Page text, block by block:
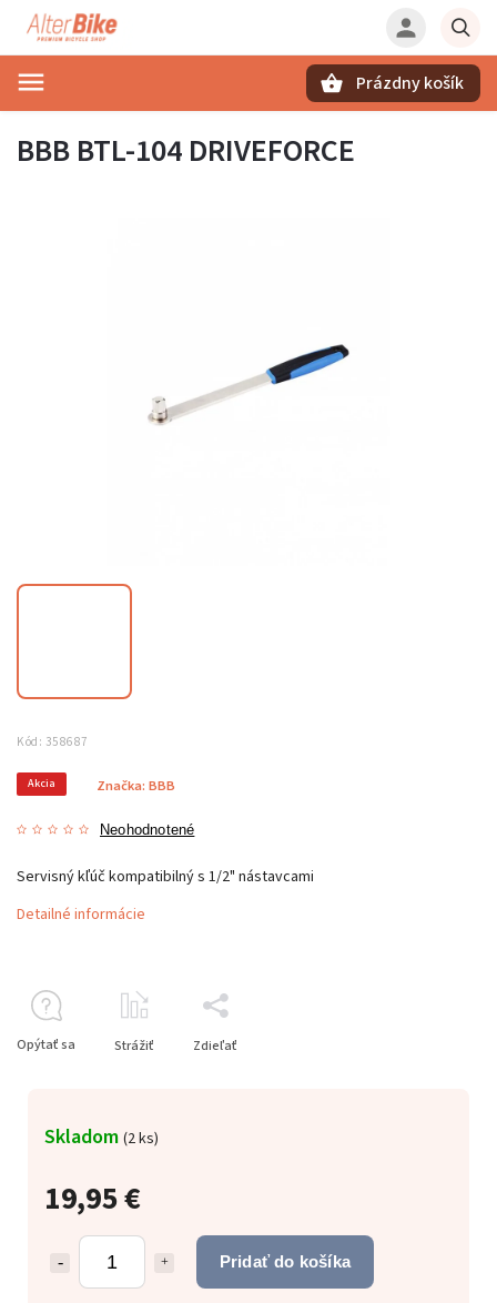
Prázdny košík
BBB BTL-104 DRIVEFORCE
Kód: 358687
Akcia
Neohodnotené
Značka: BBB
19,95 €
Pridať do košíka
Skladom (2 ks)
Servisný kľúč kompatibilný s 1/2" nástavcami
Detailné informácie
Opýtať sa Strážiť Zdieľať